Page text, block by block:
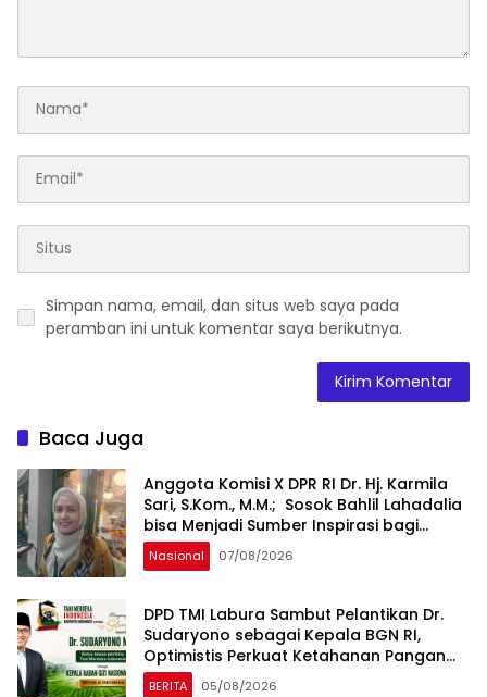
Simpan nama, email, dan situs web saya pada
peramban ini untuk komentar saya berikutnya.
Baca Juga
Anggota Komisi X DPR RI Dr. Hj. Karmila
Sari, S.Kom., M.M.; Sosok Bahlil Lahadalia
bisa Menjadi Sumber Inspirasi bagi
Generasi Muda, Pelaku Usaha,
Pemerintah, maupun Pemangku
sama Memberikan Kontribusi bagi
Pembangunan Nasional.
Nasional 07/08/2026
DPD TMI Labura Sambut Pelantikan Dr.
Sudaryono sebagai Kepala BGN RI,
Optimistis Perkuat Ketahanan Pangan
dan Gizi Nasional
BERITA 05/08/2026